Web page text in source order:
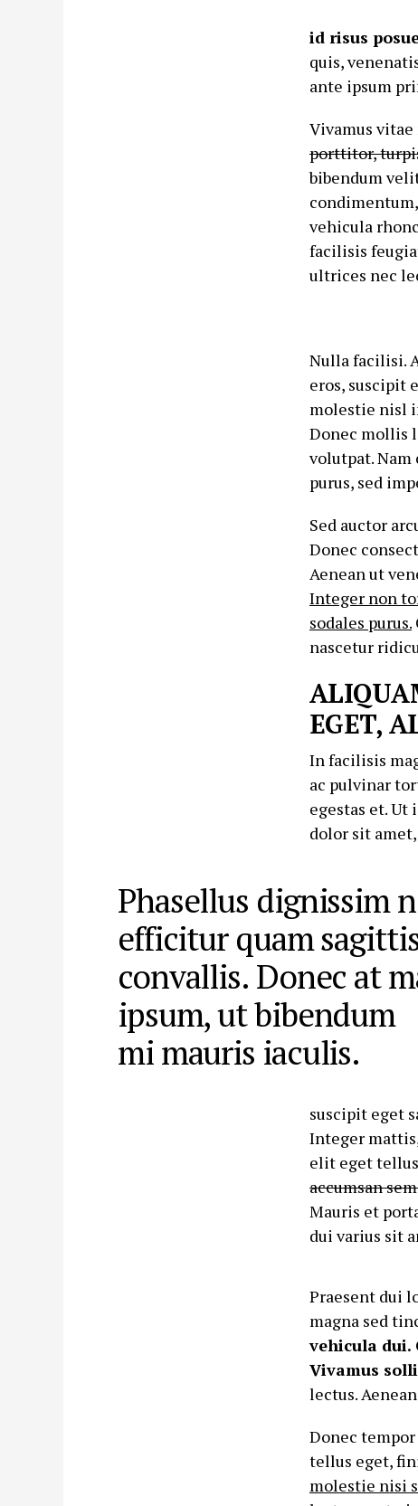
id risus
quis,
ante ipsum
Vivamus
porttitor,
bibendum
vehicula
facilisis
ultrices nec
Nulla facilisi.
eros, suscipit
molestie nisl
Donec mollis
volutpat.
purus, sed
Sed auctor
Donec
Aenean ut
Integer non
sodales purus.
nascetur
EGET,
In facilisis
ac pulvinar
egestas et.
dolor sit
Phasellus dignissim
efficitur quam
convallis. Donec at
ipsum, ut bibendum
mi mauris iaculis.
suscipit eget
Integer
elit eget
accumsan
Mauris et
dui varius sit
Praesent dui
magna sed
vehicula dui.
Vivamus
lectus.
Donec
tellus eget,
molestie nisi